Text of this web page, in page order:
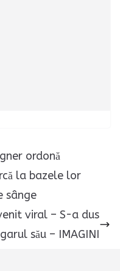
ordonă
la bazele lor
sânge
viral – S-a dus
său – IMAGINI